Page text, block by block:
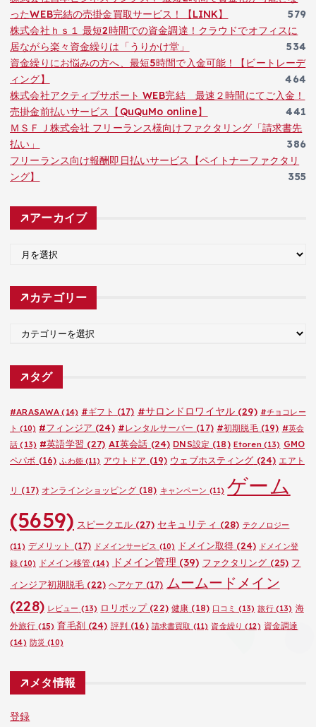
ったWEB完結の売掛金買取サービス！【LINK】
579
株式会社ｈｓ１ 最短2時間での資金調達！クラウドでオフィスに
居ながら楽々資金繰りは「うりかけ堂」
534
資金繰りにお悩みの方へ、最短5時間で入金可能！【ビートレーデ
ィング】
464
株式会社アクティブサポート WEB完結 最速２時間にてご入金！
売掛金前払いサービス【QuQuMo online】
441
ＭＳＦＪ株式会社 フリーランス様向けファクタリング「請求書先
払い」
386
フリーランス向け報酬即日払いサービス【ペイトナーファクタリ
ング】
355
アーカイブ
カ
カテゴリー
ゴ
タグ
#ARASAWA (14) #ギフト (17) #サロンドロワイヤル(29) #チョコレー
ト (10) #フィンジア (24) #レンタルサーバー (17) #初期脱毛(19) #英会
話 (13) #英語学習 (27) AI英会話 (24) DNS設定 (18) Etoren(13) GMO
ペパボ (16) ふわ姫(11) アウトドア (19) ウェブホスティング (24) エアト
リ (17) オンラインショッピング(18) キャンペーン (11) ゲーム
(5659) スピークエル(27) セキュリティ (28) テクノロジー
(11) デメリット (17) ドメインサービス (10) ドメイン取得 (24) ドメイン登
録 (10) ドメイン移管(14) ドメイン管理 (39) ファクタリング (25) フ
ィンジア初期脱毛 (22) ヘアケア (17) ムームードメイン
(228) レビュー (13) ロリポップ(22) 健康 (18) 口コミ (13) 旅行(13) 海
外旅行 (15) 育毛剤(24) 評判 (16) 請求書買取 (11) 資金繰り (12) 資金調達
(14) 防災 (10)
メタ情報
登録